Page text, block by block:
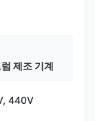
제조 기계
440V